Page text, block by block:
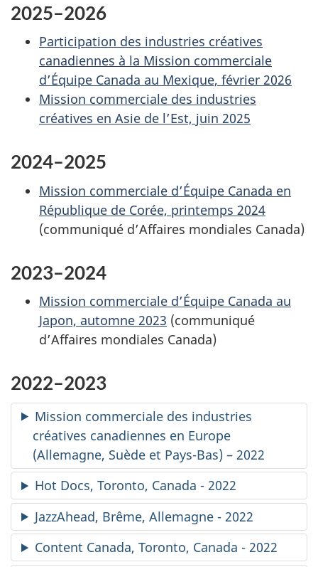
2025–2026
Participation des industries créatives
canadiennes à la Mission commerciale
d’Équipe Canada au Mexique, février 2026
Mission commerciale des industries
créatives en Asie de l’Est, juin 2025
2024–2025
Mission commerciale d’Équipe Canada en
République de Corée, printemps 2024
(communiqué d’Affaires mondiales Canada)
2023–2024
Mission commerciale d’Équipe Canada au
Japon, automne 2023 (communiqué
d’Affaires mondiales Canada)
2022–2023
Mission commerciale des industries
créatives canadiennes en Europe
(Allemagne, Suède et Pays-Bas) – 2022
Hot Docs, Toronto, Canada - 2022
JazzAhead, Brême, Allemagne - 2022
Content Canada, Toronto, Canada - 2022